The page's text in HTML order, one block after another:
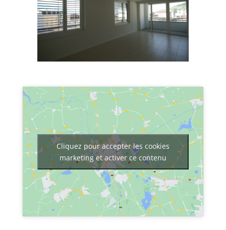
Cliquez pour accepter les cookies
marketing et activer ce contenu